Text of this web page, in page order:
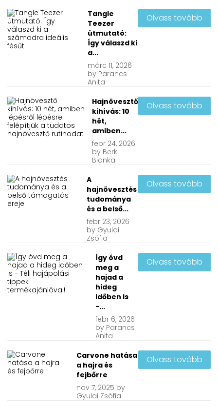
Tangle
Teezer
útmutató:
Így válaszd ki
a...
márc11, 2026
by Parancs
Anita
Olvass tovább
Hajnövesztő
kihívás: 10
hét,
amiben...
febr 24, 2026
by Berki
Bianka
Olvass tovább
A
hajnövesztés
tudománya
és a belső...
febr 23, 2026
by Gyulai
Zsófia
Olvass tovább
Így óvd
meg a
hajad a
hideg
időben is
-...
febr 6, 2026
by Parancs
Anita
Olvass tovább
Carvone hatása
a hajra és
fejbőrre
nov 7, 2025 by
Gyulai Zsófia
Olvass tovább